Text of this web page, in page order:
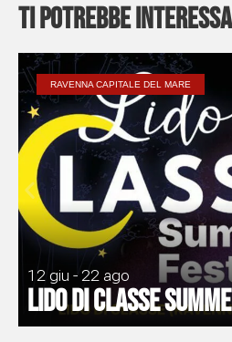
Ti potrebbe
RAVENNA CAPITALE DEL MARE
12 giu - 22 ago
Lido di Classe